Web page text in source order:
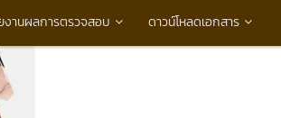
งานผลการตรวจสอบ ดาวน์โหลดเอกสาร